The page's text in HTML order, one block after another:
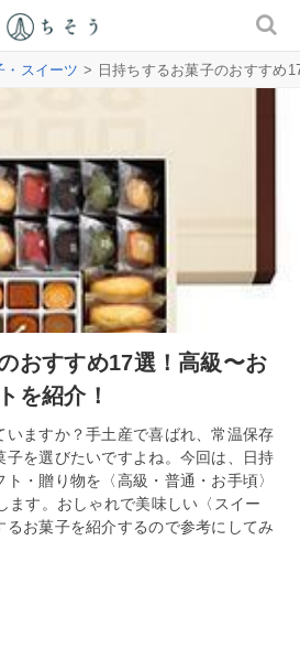
・スイーツ > 日持ちするお菓子のおすすめ
おすすめ17選！高級〜お
を紹介！
いますか？手土産で喜ばれ、常温保存
を選びたいですよね。今回は、日持
・贈り物を〈高級・普通・お手頃〉
ます。おしゃれで美味しい〈スイー
るお菓子を紹介するので参考にしてみ